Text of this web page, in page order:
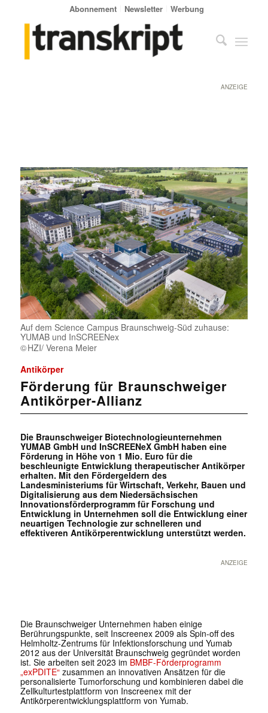
Abonnement Newsletter Werbung
ANZEIGE
Auf dem Science Campus Braunschweig-Süd zuhause:
YUMAB und InSCREENex
HZI/ Verena Meier
Antikörper
Förderung für Braunschweiger
Antikörper-Allianz
Die Braunschweiger Biotechnologieunternehmen
YUMAB GmbH und InSCREENeX GmbH haben eine
Förderung in Höhe von 1 Mio. Euro für die
beschleunigte Entwicklung therapeutischer Antikörper
erhalten. Mit den Fördergeldern des
Landesministeriums für Wirtschaft, Verkehr, Bauen und
Digitalisierung aus dem Niedersächsischen
Innovationsförderprogramm für Forschung und
Entwicklung in Unternehmen soll die Entwicklung einer
neuartigen Technologie zur schnelleren und
effektiveren Antikörperentwicklung unterstützt werden.
ANZEIGE
Die Braunschweiger Unternehmen haben einige
Berührungspunkte, seit Inscreenex 2009 als Spin-off des
Helmholtz-Zentrums für Infektionsforschung und Yumab
2012 aus der Universität Braunschweig gegründet worden
ist. Sie arbeiten seit 2023 im BMBF-Förderprogramm
„exPDITE“zusammen an innovativen Ansätzen für die
personalisierte Tumorforschung und kombinieren dabei die
Zellkulturtestplattform von Inscreenex mit der
Antikörperentwicklungsplattform von Yumab.